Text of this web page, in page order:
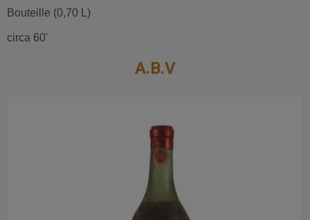
Bouteille (0,70 L)
circa 60'
A.B.V